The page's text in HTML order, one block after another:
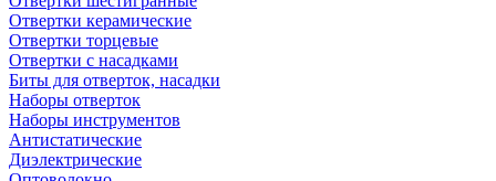
Отвертки керамические
Отвертки торцевые
Отвертки с насадками
Биты для отверток, насадки
Наборы отверток
Наборы инструментов
Антистатические
Диэлектрические